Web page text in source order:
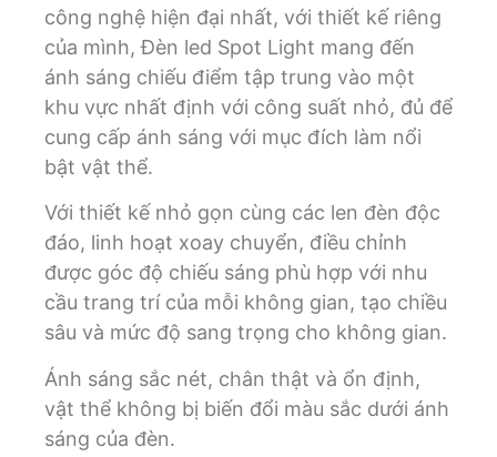
công nghệ hiện đại nhất, với thiết kế riêng
của mình, Đèn led Spot Light mang đến
ánh sáng chiếu điểm tập trung vào một
khu vực nhất định với công suất nhỏ, đủ để
cung cấp ánh sáng với mục đích làm nổi
bật vật thể.
Với thiết kế nhỏ gọn cùng các len đèn độc
đáo, linh hoạt xoay chuyển, điều chỉnh
được góc độ chiếu sáng phù hợp với nhu
cầu trang trí của mỗi không gian, tạo chiều
sâu và mức độ sang trọng cho không gian.
Ánh sáng sắc nét, chân thật và ổn định,
vật thể không bị biến đổi màu sắc dưới ánh
sáng của đèn.